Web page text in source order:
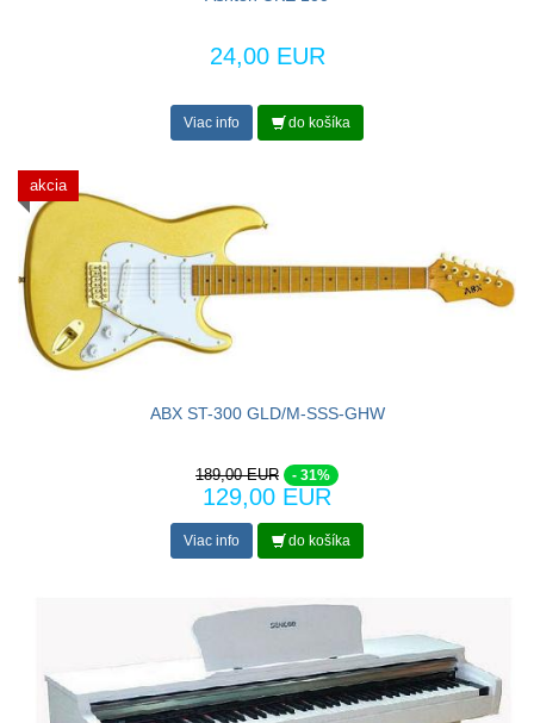
24,00 EUR
Viac info do košíka
akcia
ABX ST-300 GLD/M-SSS-GHW
189,00 EUR - 31%
129,00 EUR
Viac info do košíka